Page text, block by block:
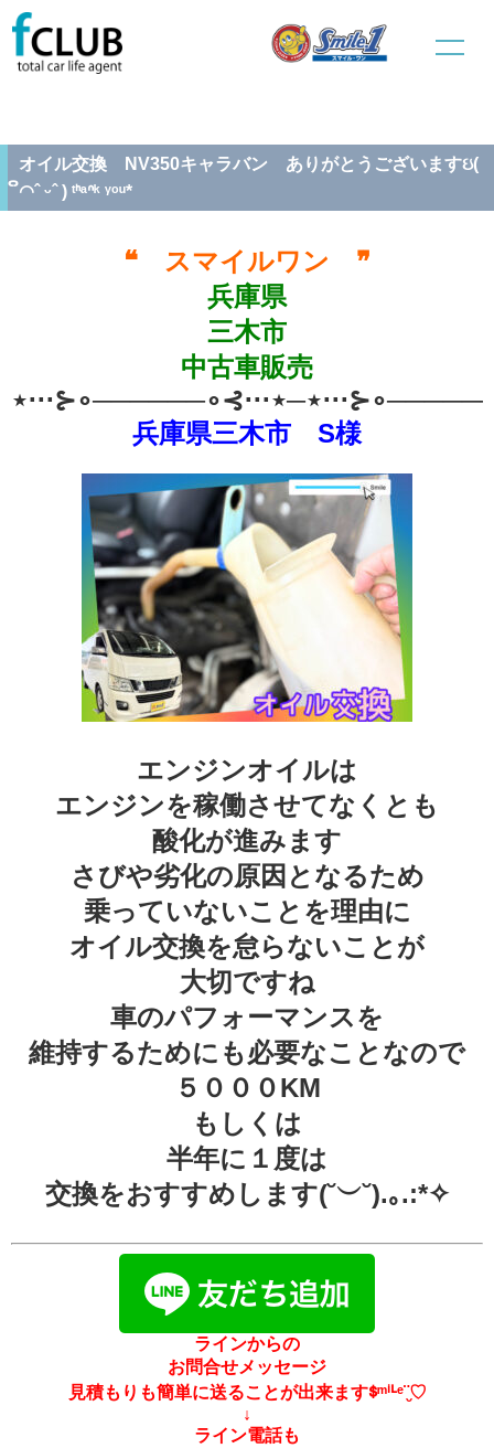
ホーム
オイル交換 NV350キャラバン ありがとうございますઇ( ິ◠ˆ ᵕˆ )
ᵗᑋᵃᐢᵏ ᵞᵒᵘ*
オイル交換 NV350キャラバン ありがとうございますઇ(
ິ◠ˆ ᵕˆ ) ᵗᑋᵃᐢᵏ ᵞᵒᵘ*
❝ スマイルワン ❞
兵庫県
三木市
中古車販売
兵庫県三木市 S様
エンジンオイルは
エンジンを稼働させてなくとも
酸化が進みます
さびや劣化の原因となるため
乗っていないことを理由に
オイル交換を怠らないことが
大切ですね
車のパフォーマンスを
維持するためにも必要なことなので
５０００KM
もしくは
半年に１度は
交換をおすすめします(˘︶˘).｡.:*✧
ラインからの
お問合せメッセージ
見積もりも簡単に送ることが出来ますᙚᵐⁱᒻᵉ¨̮♡
↓
ライン電話も